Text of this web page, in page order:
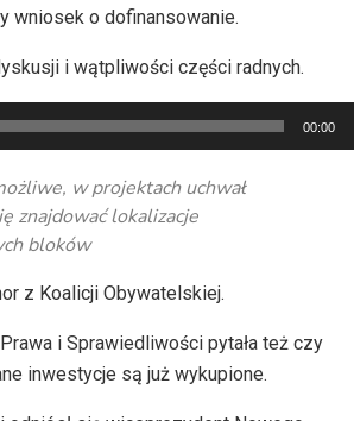
wniosek o dofinansowanie.
i wątpliwości części radnych.
00:00
w projektach uchwał
znajdować lokalizacje
bloków
z Koalicji Obywatelskiej.
i Sprawiedliwości pytała też czy
inwestycje są już wykupione.